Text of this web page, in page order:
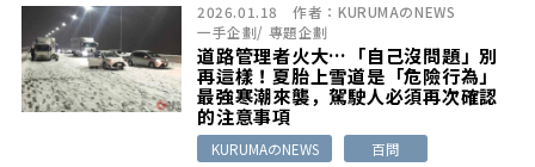
2026.01.18 作者： KURUMAのNEWS
一手企劃/ 專題企劃
道路管理者火大…「自己沒問題」別
再這樣！夏胎上雪道是「危險行為」
最強寒潮來襲，駕駛人必須再次確認
的注意事項
KURUMAのNEWS 百問